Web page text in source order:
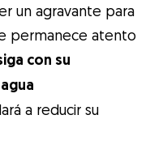
un agravante para
permanece atento
con su
a reducir su